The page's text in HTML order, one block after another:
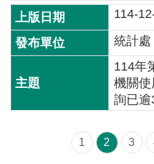
站
安
政
114-
統計處
114年
機關
詢已
1 2 3